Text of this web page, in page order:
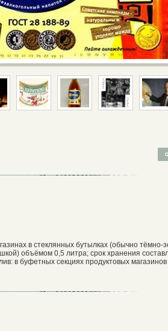
в стеклянных бутылках (обычно тёмно-
объёмом 0,5 литра; срок хранения
в буфетных секциях продуктовых